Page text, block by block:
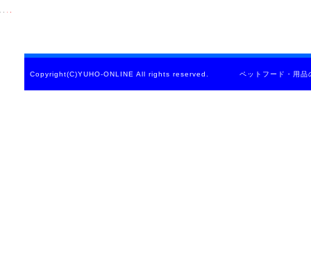
Copyright(C)YUHO-ONLINE All rights reserved. ペットフード・用品